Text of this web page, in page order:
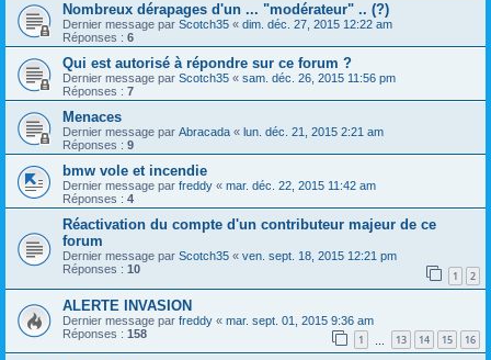
Nombreux dérapages d'un ... "modérateur" .. (?)
Dernier message par Scotch35 « dim. déc. 27, 2015 12:22 am
Réponses : 6
Qui est autorisé à répondre sur ce forum ?
Dernier message par Scotch35 « sam. déc. 26, 2015 11:56 pm
Réponses : 7
Menaces
Dernier message par Abracada « lun. déc. 21, 2015 2:21 am
Réponses : 9
bmw vole et incendie
Dernier message par freddy « mar. déc. 22, 2015 11:42 am
Réponses : 4
Réactivation du compte d'un contributeur majeur de ce
forum
Dernier message par Scotch35 « ven. sept. 18, 2015 12:21 pm
Réponses : 10 1 2
ALERTE INVASION
Dernier message par freddy « mar. sept. 01, 2015 9:36 am
Réponses : 158 1 13 14 15 16